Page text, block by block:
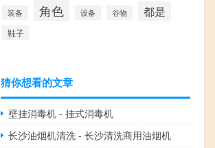
装备 角色 设备 谷物 都是
鞋子
猜你想看的文章
壁挂消毒机 - 挂式消毒机
长沙油烟机清洗 - 长沙清洗商用油烟机